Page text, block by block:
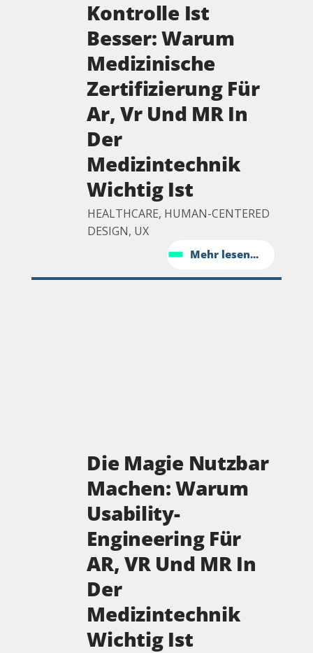
Kontrolle Ist
Besser: Warum
Medizinische
Zertifizierung Für
Ar, Vr Und MR In
Der
Medizintechnik
Wichtig Ist
HEALTHCARE, HUMAN-CENTERED
DESIGN, UX
Mehr lesen...
Die Magie Nutzbar
Machen: Warum
Usability-
Engineering Für
AR, VR Und MR In
Der
Medizintechnik
Wichtig Ist